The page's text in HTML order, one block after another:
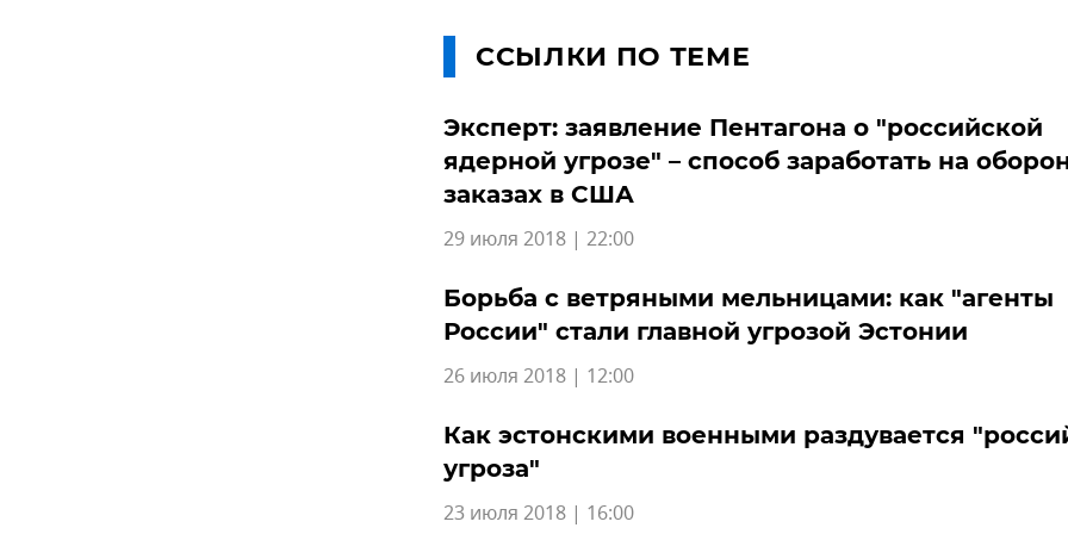
ССЫЛКИ ПО ТЕМЕ
Эксперт: заявление Пентагона о "российской
ядерной угрозе" – способ заработать на
заказах в США
29 июля 2018 | 22:00
Борьба с ветряными мельницами: как "агенты
России" стали главной угрозой Эстонии
26 июля 2018 | 12:00
Как эстонскими военными раздувается
угроза"
23 июля 2018 | 16:00